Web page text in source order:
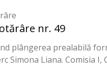
nr. 49
plângerea prealabilă
Simona Liana. Comisia I,